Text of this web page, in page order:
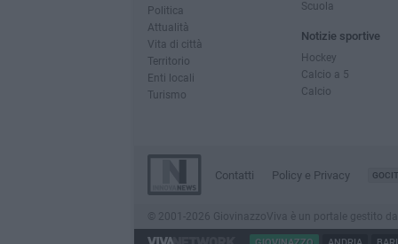
Politica
Attualità
Vita di città
Territorio
Enti locali
Turismo
Scuola
Notizie sportive
Hockey
Calcio a 5
Calcio
Contatti Policy e Privacy
© 2001-2026 GiovinazzoViva è un portale gestito